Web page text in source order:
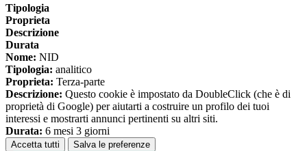
Tipologia
Proprieta
Descrizione
Durata
Nome: NID
Tipologia: analitico
Proprieta: Terza-parte
Descrizione: Questo cookie è impostato da DoubleClick (che è di
proprietà di Google) per aiutarti a costruire un profilo dei tuoi
interessi e mostrarti annunci pertinenti su altri siti.
Durata: 6 mesi 3 giorni
Accetta tutti Salva le preferenze